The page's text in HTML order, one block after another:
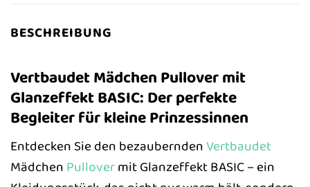
BESCHREIBUNG
Vertbaudet Mädchen Pullover mit
Glanzeffekt BASIC: Der perfekte
Begleiter für kleine Prinzessinnen
Entdecken Sie den bezauberndenVertbaudet
Mädchen Pullovermit Glanzeffekt BASIC – ein